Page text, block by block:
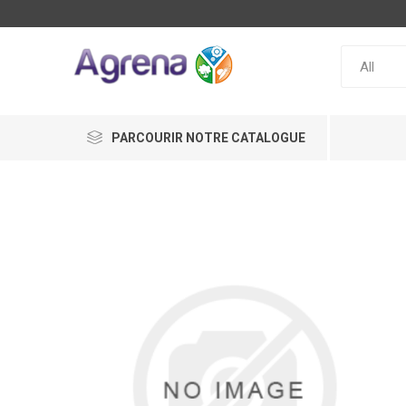
PARCOURIR NOTRE CATALOGUE